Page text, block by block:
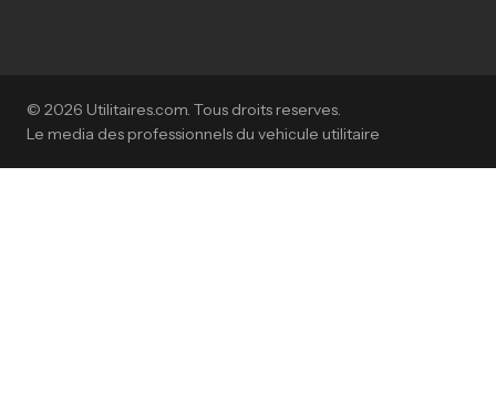
© 2026 Utilitaires.com. Tous droits reserves.
Le media des professionnels du vehicule utilitaire